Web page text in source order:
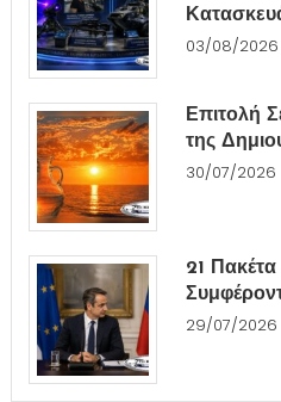
03/08/2026
Επιτολή
της
30/07/2026
21
29/07/2026